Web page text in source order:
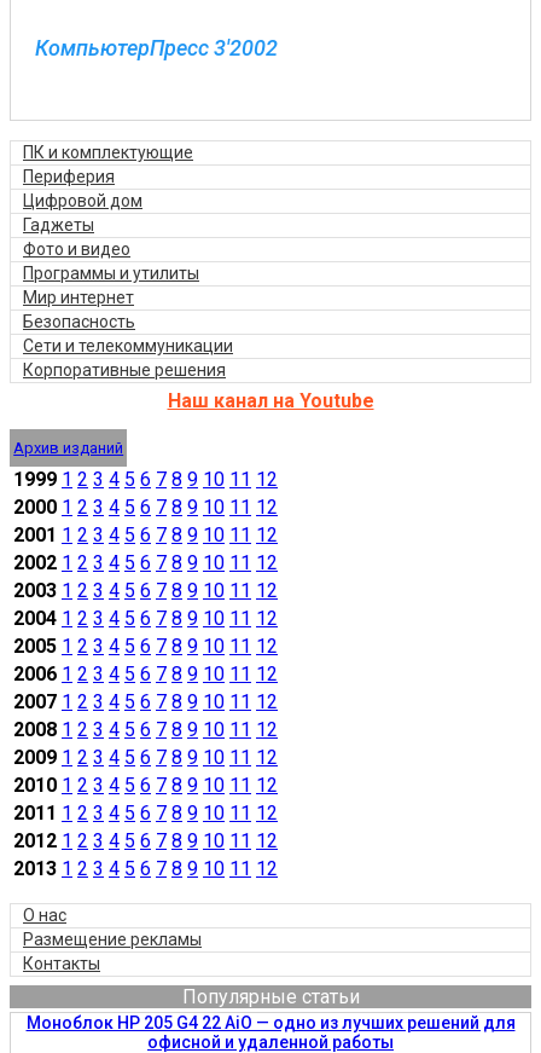
КомпьютерПресс 3'2002
ПК и комплектующие
Периферия
Цифровой дом
Гаджеты
Фото и видео
Программы и утилиты
Мир интернет
Безопасность
Сети и телекоммуникации
Корпоративные решения
Наш канал на Youtube
Архив изданий
1999 1 2 3 4 5 6 7 8 9 10 11 12
2000 1 2 3 4 5 6 7 8 9 10 11 12
2001 1 2 3 4 5 6 7 8 9 10 11 12
2002 1 2 3 4 5 6 7 8 9 10 11 12
2003 1 2 3 4 5 6 7 8 9 10 11 12
2004 1 2 3 4 5 6 7 8 9 10 11 12
2005 1 2 3 4 5 6 7 8 9 10 11 12
2006 1 2 3 4 5 6 7 8 9 10 11 12
2007 1 2 3 4 5 6 7 8 9 10 11 12
2008 1 2 3 4 5 6 7 8 9 10 11 12
2009 1 2 3 4 5 6 7 8 9 10 11 12
2010 1 2 3 4 5 6 7 8 9 10 11 12
2011 1 2 3 4 5 6 7 8 9 10 11 12
2012 1 2 3 4 5 6 7 8 9 10 11 12
2013 1 2 3 4 5 6 7 8 9 10 11 12
О нас
Размещение рекламы
Контакты
Популярные статьи
Моноблок HP 205 G4 22 AiO — одно из лучших решений для
офисной и удаленной работы